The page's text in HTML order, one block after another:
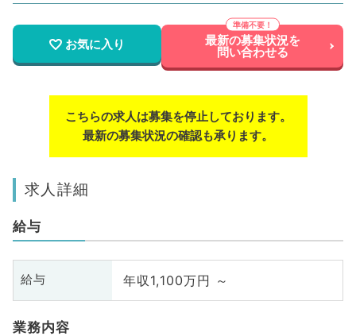
お気に入り 最新の募集状況を
問い合わせる
こちらの求人は募集を停止しております。
最新の募集状況の確認も承ります。
求人詳細
給与
給与 年収1,100万円 ～
業務内容